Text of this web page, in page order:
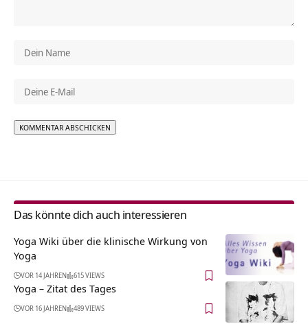
Das könnte dich auch interessieren
Yoga Wiki über die klinische Wirkung von
Yoga
VOR 14 JAHREN 615 VIEWS
Yoga – Zitat des Tages
VOR 16 JAHREN 489 VIEWS